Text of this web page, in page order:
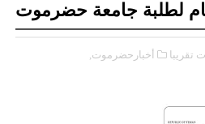
لطلبة جامعة حضرموت
أخبارحضرموت,